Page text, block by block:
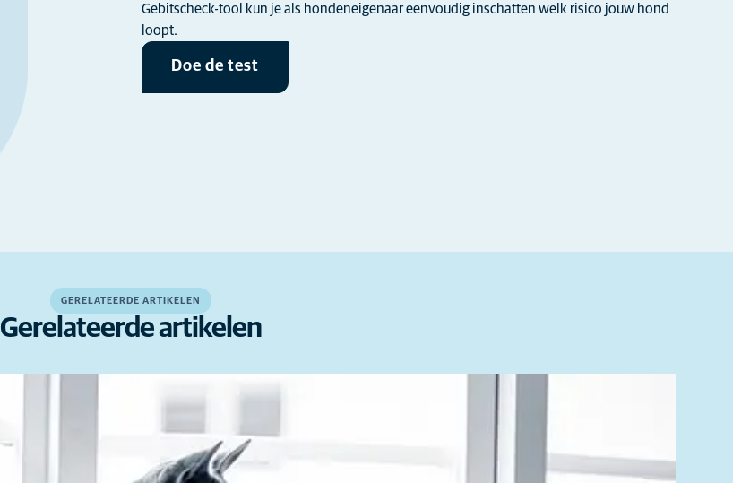
Gebitscheck-tool kun je als hondeneigenaar eenvoudig inschatten welk risico jouw hond
loopt.
Doe de test
GERELATEERDE ARTIKELEN
Gerelateerde artikelen